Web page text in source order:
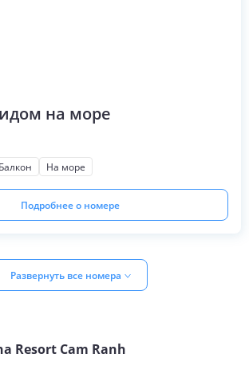
на море
Балкон На море
Подробнее о номере
Развернуть все номера
Resort Cam Ranh